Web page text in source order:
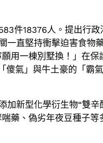
件18376人。提出行政
直堅持衝擊迫害食物
用一棟別墅換！」在保
氣」與牛土豪的「霸
加新型化學衍生物“雙辛
藥、偽劣年夜豆種子等